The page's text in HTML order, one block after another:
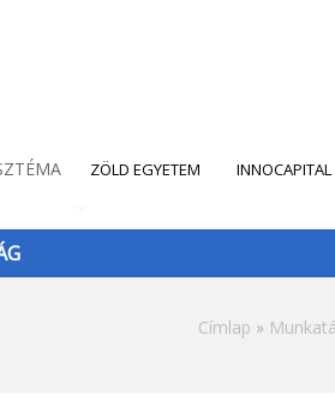
ZÖLD EGYETEM INNOCAPITAL
Morzsa
Címlap